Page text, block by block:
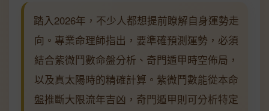
踏入2026年，不少人都想提前瞭解自身運勢走
向。專業命理師指出，要準確預測運勢，必須
結合紫微鬥數命盤分析、奇門遁甲時空佈局，
以及真太陽時的精確計算。紫微鬥數能從本命
盤推斷大限流年吉凶，奇門遁甲則可分析特定